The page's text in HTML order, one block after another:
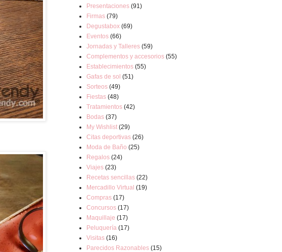
Presentaciones (91)
Firmas (79)
Degustabox (69)
Eventos (66)
Jornadas y Talleres (59)
Complementos y accesorios (55)
Establecimientos (55)
Gafas de sol (51)
Sorteos (49)
Fiestas (48)
Tratamientos (42)
Bodas (37)
My Wishlist (29)
Citas deportivas (26)
Moda de Baño (25)
Regalos (24)
Viajes (23)
Recetas sencillas (22)
Mercadillo Virtual (19)
Compras (17)
Concursos (17)
Maquillaje (17)
Peluquería (17)
Visitas (16)
Parecidos Razonables (15)